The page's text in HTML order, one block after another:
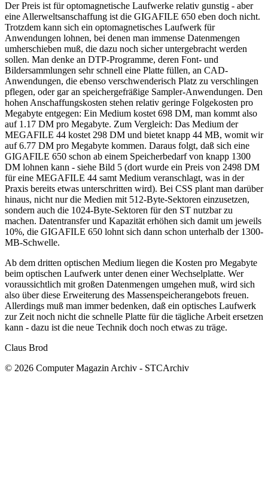
Der Preis ist für optomagnetische Laufwerke relativ gunstig - aber
eine Allerweltsanschaffung ist die GIGAFILE 650 eben doch nicht.
Trotzdem kann sich ein optomagnetisches Laufwerk für
Anwendungen lohnen, bei denen man immense Datenmengen
umherschieben muß, die dazu noch sicher untergebracht werden
sollen. Man denke an DTP-Programme, deren Font- und
Bildersammlungen sehr schnell eine Platte füllen, an CAD-
Anwendungen, die ebenso verschwenderisch Platz zu verschlingen
pflegen, oder gar an speichergefräßige Sampler-Anwendungen. Den
hohen Anschaffungskosten stehen relativ geringe Folgekosten pro
Megabyte entgegen: Ein Medium kostet 698 DM, man kommt also
auf 1.17 DM pro Megabyte. Zum Vergleich: Das Medium der
MEGAFILE 44 kostet 298 DM und bietet knapp 44 MB, womit wir
auf 6.77 DM pro Megabyte kommen. Daraus folgt, daß sich eine
GIGAFILE 650 schon ab einem Speicherbedarf von knapp 1300
DM lohnen kann - siehe Bild 5 (dort wurde ein Preis von 2498 DM
für eine MEGAFILE 44 samt Medium veranschlagt, was in der
Praxis bereits etwas unterschritten wird). Bei CSS plant man darüber
hinaus, nicht nur die Medien mit 512-Byte-Sektoren einzusetzen,
sondern auch die 1024-Byte-Sektoren für den ST nutzbar zu
machen. Datentransfer und Kapazität erhöhen sich damit um jeweils
10%, die GIGAFILE 650 lohnt sich dann schon unterhalb der 1300-
MB-Schwelle.
Ab dem dritten optischen Medium liegen die Kosten pro Megabyte
beim optischen Laufwerk unter denen einer Wechselplatte. Wer
voraussichtlich mit großen Datenmengen umgehen muß, wird sich
also über diese Erweiterung des Massenspeicherangebots freuen.
Allerdings muß man immer bedenken, daß ein optisches Laufwerk
zur Zeit noch nicht die schnelle Platte für die tägliche Arbeit ersetzen
kann - dazu ist die neue Technik doch noch etwas zu träge.
Claus Brod
© 2026 Computer Magazin Archiv - STCArchiv